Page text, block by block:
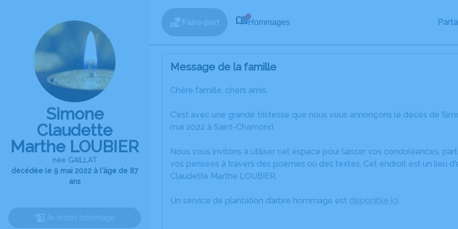
Simone
Claudette
Marthe LOUBIER
née GAILLAT
décédée le 9 mai 2022 à l'âge de 87
ans
Hommages
Message de la famille
Chère famille, chers amis,
C’est avec une grande tristesse que nous vous annonçons le décès de
mai 2022 à Saint-Chamond.
Nous vous invitons à utiliser cet espace pour laisser vos condoléances,
vos pensées à travers des poèmes ou des textes. Cet endroit est un lieu
Claudette Marthe LOUBIER.
Un service de plantation d’arbre hommage est .